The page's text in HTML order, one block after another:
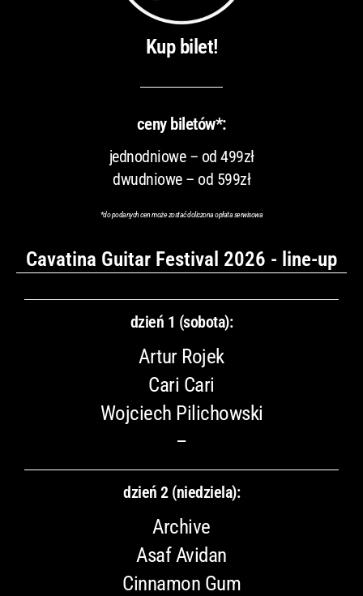
Kup bilet!
ceny biletów*:
jednodniowe – od 499zł
dwudniowe – od 599zł
*do podanych cen może zostać doliczona opłata serwisowa
Cavatina Guitar Festival 2026 - line-up
dzień 1 (sobota):
Artur Rojek
Cari Cari
Wojciech Pilichowski
–
dzień 2 (niedziela):
Archive
Asaf Avidan
Cinnamon Gum